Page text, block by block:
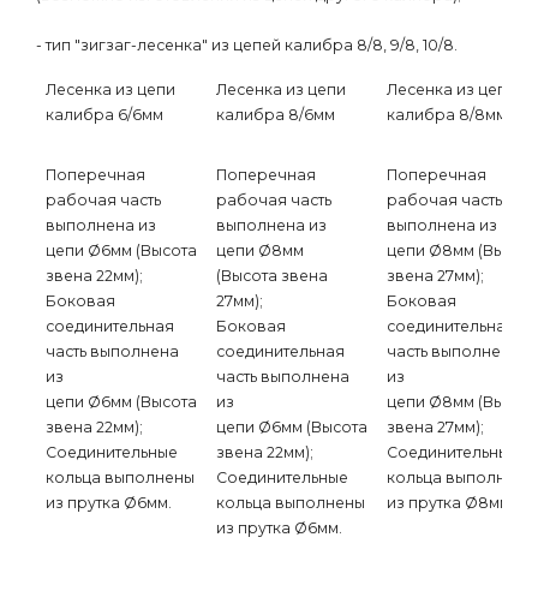
- тип "зигзаг-лесенка" из цепей калибра 8/8, 9/8, 10/8.
Лесенка из цепи
калибра 6/6мм
Лесенка из цепи
калибра 8/6мм
Лесенка из цепи
калибра 8/8мм
Поперечная
рабочая часть
выполнена из
цепи Ø6мм (Высота
звена 22мм);
Боковая
соединительная
часть выполнена
из
цепи Ø6мм (Высота
звена 22мм);
Соединительные
кольца выполнены
из прутка Ø6мм.
Поперечная
рабочая часть
выполнена из
цепи Ø8мм
(Высота звена
27мм);
Боковая
соединительная
часть выполнена
из
цепи Ø6мм (Высота
звена 22мм);
Соединительные
кольца выполнены
из прутка Ø6мм.
Поперечная
рабочая часть
выполнена из
цепи Ø8мм (Высота
звена 27мм);
Боковая
соединительная
часть выполнена
из
цепи Ø8мм (Высота
звена 27мм);
Соединительные
кольца выполнены
из прутка Ø8мм.